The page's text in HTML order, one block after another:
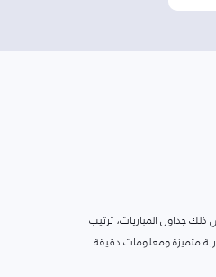
جداول المباريات، ترتيب
متميزة ومعلومات دقيقة.